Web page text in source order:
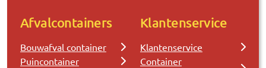
Afvalcontainers
Bouwafval container
Puincontainer
Klantenservice
Klantenservice
Container